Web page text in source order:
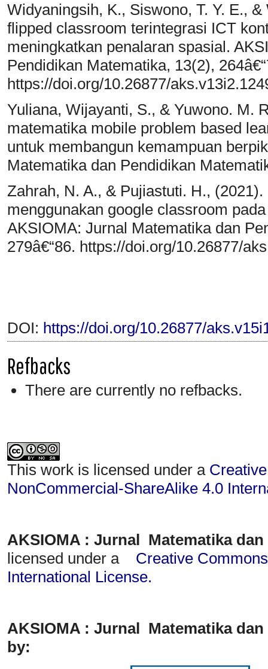
Widyaningsih, K., Siswono, T. Y. E.,
flipped classroom terintegrasi ICT
meningkatkan penalaran spasial.
Pendidikan Matematika, 13(2),
https://doi.org/10.26877/
Yuliana, Wijayanti, S., & Yuwono. M.
matematika mobile problem based
untuk membangun kemampuan
Matematika dan Pendidikan
Zahrah, N. A., & Pujiastuti. H.,
menggunakan google classroom
AKSIOMA: Jurnal Matematika dan
279â€“86. https://doi.org/10.26877/
DOI: https://doi.org/10.26877/
Refbacks
There are currently no refbacks.
This work is licensed under a
NonCommercial-ShareAlike 4.0
AKSIOMA : Jurnal Matematika
licensed under a
Creative
International License.
AKSIOMA : Jurnal Matematika
by: